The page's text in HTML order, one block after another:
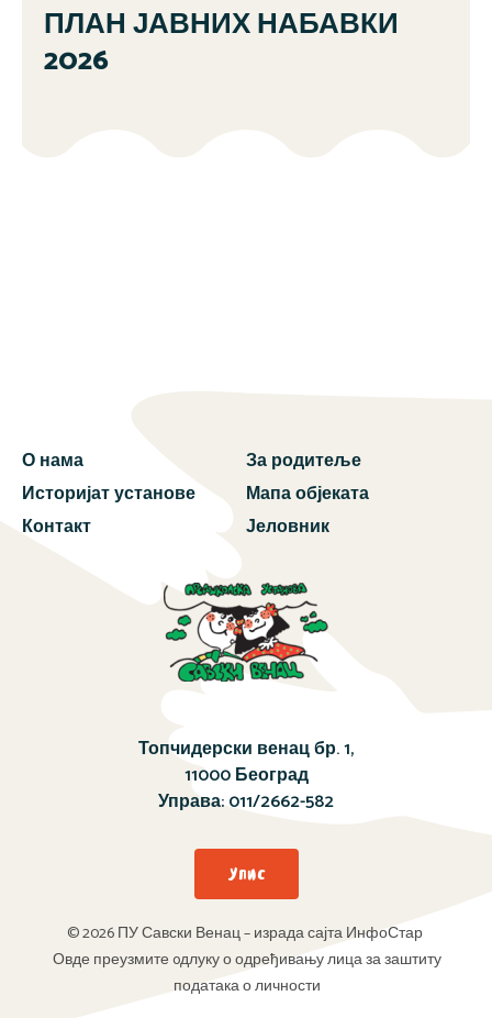
ПЛАН ЈАВНИХ НАБАВКИ
2026
О нама
Историјат установе
Контакт
За родитеље
Мапа објеката
Јеловник
Топчидерски венац бр. 1,
11000 Београд
Управа:011/2662-582
Упис
© 2026 ПУ Савски Венац – израда сајта ИнфоСтар
Овде преузмите oдлуку о одређивању лица за заштиту
података о личности